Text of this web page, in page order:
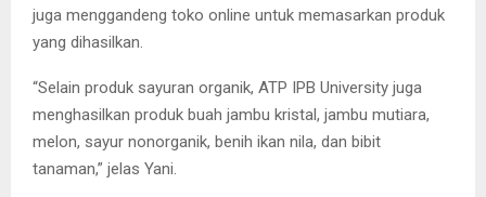
juga menggandeng toko online untuk memasarkan produk
yang dihasilkan.
“Selain produk sayuran organik, ATP IPB University juga
menghasilkan produk buah jambu kristal, jambu mutiara,
melon, sayur nonorganik, benih ikan nila, dan bibit
tanaman,” jelas Yani.